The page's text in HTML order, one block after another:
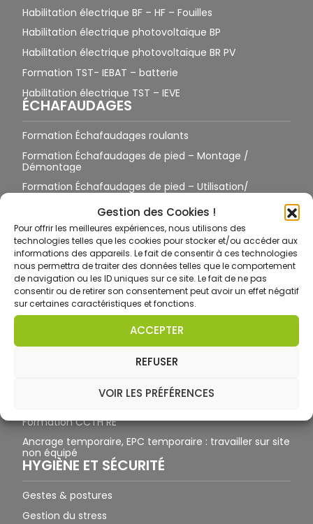
Gestion des Cookies !
Pour offrir les meilleures expériences, nous utilisons des
technologies telles que les cookies pour stocker et/ou accéder aux
informations des appareils. Le fait de consentir à ces technologies
nous permettra de traiter des données telles que le comportement
de navigation ou les ID uniques sur ce site. Le fait de ne pas
consentir ou de retirer son consentement peut avoir un effet négatif
sur certaines caractéristiques et fonctions.
ACCEPTER
REFUSER
VOIR LES PRÉFÉRENCES
Habilitation électrique BF – HF – Fouilles
Habilitation électrique photovoltaïque BP
Habilitation électrique photovoltaïque BR PV
Formation TST- IEBAT – batterie
Habilitation électrique TST – IEVE
ÉCHAFAUDAGES
Formation Échafaudages roulants
Formation Échafaudages de pied – Montage /
Démontage
Formation Échafaudages de pied – Utilisation/
Formation Échafaudages – Réception
TRAVAIL EN HAUTEUR
Formation Travail en Hauteur et EPI – Harnais
Toiture / Terrasse / Pylônes sans suspension
Toiture / Terrasse / Pylône avec suspension
Formation CCTH CC
Formation CCTH RE
Ancrage temporaire, EPC temporaire : travailler sur site
non équipé
HYGIÈNE ET SÉCURITÉ
Gestes & postures
Gestion du stress